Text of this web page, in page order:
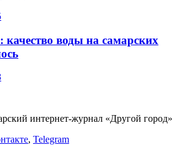
качество воды на самарских
интернет-журнал «Другой город»
, Telegram